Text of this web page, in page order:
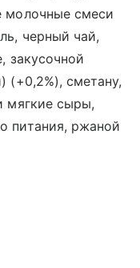
молочные смеси
черный чай,
закусочной
(+0,2%), сметану,
мягкие сыры,
питания, ржаной